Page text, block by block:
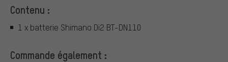
Contenu :
1 x batterie Shimano Di2 BT-DN110
Commande également :